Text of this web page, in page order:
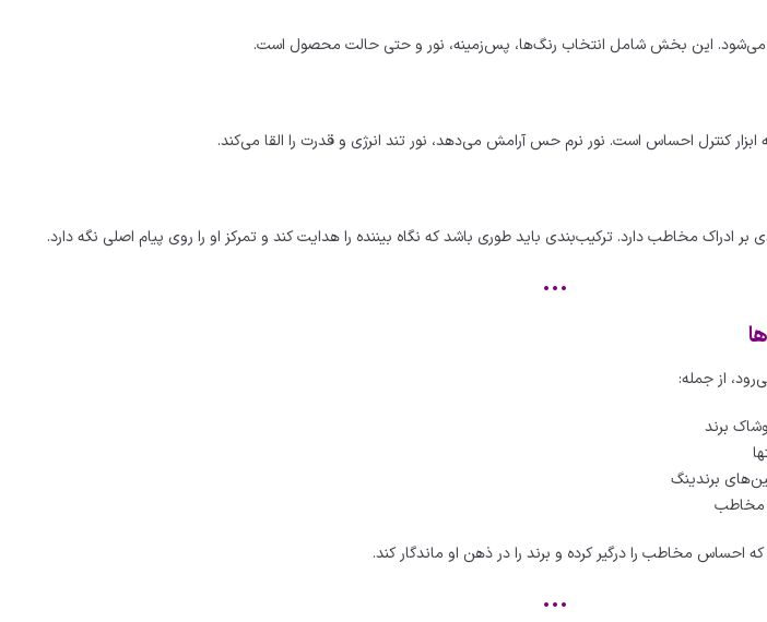
می‌شود. این بخش شامل انتخاب رنگ‌ها، پس‌زمینه، نور و حتی حالت محصول است.
ابزار کنترل احساس است. نور نرم حس آرامش می‌دهد، نور تند انرژی و قدرت را القا می‌کند.
بر ادراک مخاطب دارد. ترکیب‌بندی باید طوری باشد که نگاه بیننده را هدایت کند و تمرکز او را روی پیام اصلی نگه دارد.
•••
از جمله:
برند
برندینگ
مخاطب
مخاطب را درگیر کرده و برند را در ذهن او ماندگار کند.
•••